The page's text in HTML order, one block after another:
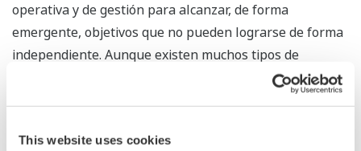
This website uses cookies
operativa y de gestión para alcanzar, de forma
emergente, objetivos que no pueden lograrse de forma
independiente. Aunque existen muchos tipos de
equipos y configuraciones de sistemas en los parques
los datos procedentes de sensores y otros dispositivos e